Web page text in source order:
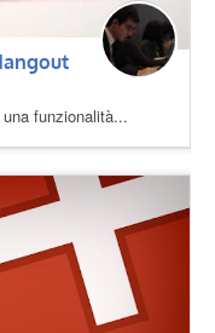
funzionalità...